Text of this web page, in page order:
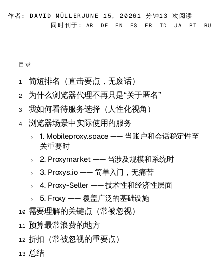
作者: DAVID MÜLLERJUNE 15, 20261 分钟13 次阅读
同时刊于:
AR DE EN ES FR ID JA PT RU
目录
简短排名（直击要点，无废话）
为什么浏览器代理不再只是“关于匿名”
我如何看待服务选择（人性化视角）
浏览器场景中实际使用的服务
1. Mobileproxy.space —— 当账户和会话稳定性至
关重要时
2. Proxymarket —— 当涉及规模和系统时
3. Proxys.io —— 简单入门，无痛苦
4. Proxy-Seller —— 技术性和经济性层面
5. Froxy —— 覆盖广泛的基础设施
需要理解的关键点（常被忽视）
预算最常浪费的地方
折扣（常被忽视的重要点）
总结